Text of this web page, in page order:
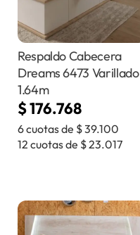
Respaldo Cabecera
Dreams 6473 Varillado
1.64m
$176.768
6 cuotas de $39.100
12 cuotas de $23.017